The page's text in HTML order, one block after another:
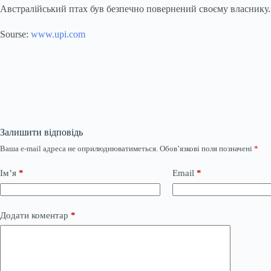
Австралійський птах був безпечно повернений своєму власнику.
Sourse: www.upi.com
Залишити відповідь
Ваша e-mail адреса не оприлюднюватиметься. Обов’язкові поля позначені *
Ім’я * Email *
Додати коментар *